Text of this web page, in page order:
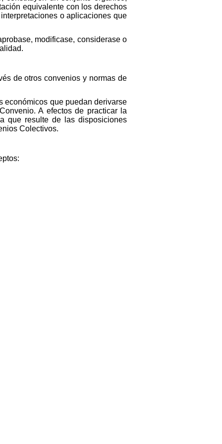
equivalente con los derechos
o aplicaciones que
modificase, considerase o
de otros convenios y normas de
económicos que puedan derivarse
A efectos de practicar la
que resulte de las disposiciones
Colectivos.